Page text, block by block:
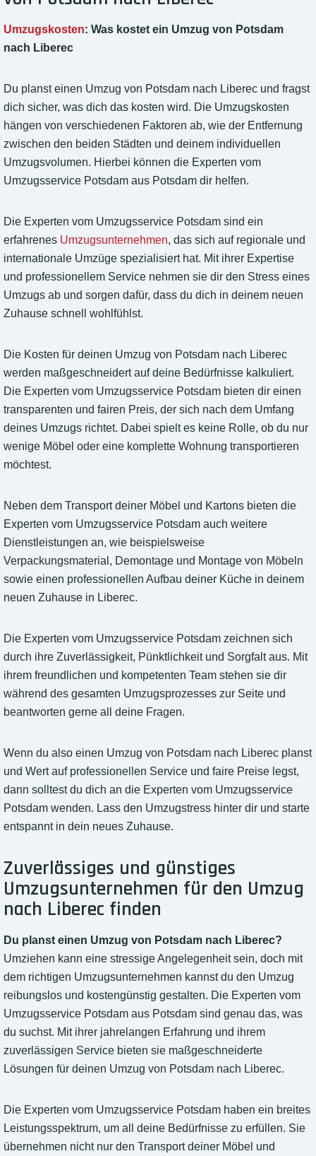
Umzugskosten: Was kostet ein Umzug von Potsdam
nach Liberec
Du planst einen Umzug von Potsdam nach Liberec und fragst
dich sicher, was dich das kosten wird. Die Umzugskosten
hängen von verschiedenen Faktoren ab, wie der Entfernung
zwischen den beiden Städten und deinem individuellen
Umzugsvolumen. Hierbei können die Experten vom
Umzugsservice Potsdam aus Potsdam dir helfen.
Die Experten vom Umzugsservice Potsdam sind ein
erfahrenes Umzugsunternehmen, das sich auf regionale und
internationale Umzüge spezialisiert hat. Mit ihrer Expertise
und professionellem Service nehmen sie dir den Stress eines
Umzugs ab und sorgen dafür, dass du dich in deinem neuen
Zuhause schnell wohlfühlst.
Die Kosten für deinen Umzug von Potsdam nach Liberec
werden maßgeschneidert auf deine Bedürfnisse kalkuliert.
Die Experten vom Umzugsservice Potsdam bieten dir einen
transparenten und fairen Preis, der sich nach dem Umfang
deines Umzugs richtet. Dabei spielt es keine Rolle, ob du nur
wenige Möbel oder eine komplette Wohnung transportieren
möchtest.
Neben dem Transport deiner Möbel und Kartons bieten die
Experten vom Umzugsservice Potsdam auch weitere
Dienstleistungen an, wie beispielsweise
Verpackungsmaterial, Demontage und Montage von Möbeln
sowie einen professionellen Aufbau deiner Küche in deinem
neuen Zuhause in Liberec.
Die Experten vom Umzugsservice Potsdam zeichnen sich
durch ihre Zuverlässigkeit, Pünktlichkeit und Sorgfalt aus. Mit
ihrem freundlichen und kompetenten Team stehen sie dir
während des gesamten Umzugsprozesses zur Seite und
beantworten gerne all deine Fragen.
Wenn du also einen Umzug von Potsdam nach Liberec planst
und Wert auf professionellen Service und faire Preise legst,
dann solltest du dich an die Experten vom Umzugsservice
Potsdam wenden. Lass den Umzugstress hinter dir und starte
entspannt in dein neues Zuhause.
Zuverlässiges und günstiges
Umzugsunternehmen für den Umzug
nach Liberec finden
Du planst einen Umzug von Potsdam nach Liberec?
Umziehen kann eine stressige Angelegenheit sein, doch mit
dem richtigen Umzugsunternehmen kannst du den Umzug
reibungslos und kostengünstig gestalten. Die Experten vom
Umzugsservice Potsdam aus Potsdam sind genau das, was
du suchst. Mit ihrer jahrelangen Erfahrung und ihrem
zuverlässigen Service bieten sie maßgeschneiderte
Lösungen für deinen Umzug von Potsdam nach Liberec.
Die Experten vom Umzugsservice Potsdam haben ein breites
Leistungsspektrum, um all deine Bedürfnisse zu erfüllen. Sie
übernehmen nicht nur den Transport deiner Möbel und